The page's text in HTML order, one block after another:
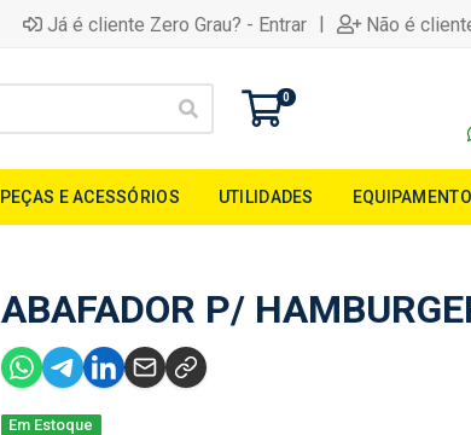
Já é cliente Zero Grau? - Entrar | Não é
0
PEÇAS E ACESSÓRIOS UTILIDADES
ABAFADOR P/
Em Estoque